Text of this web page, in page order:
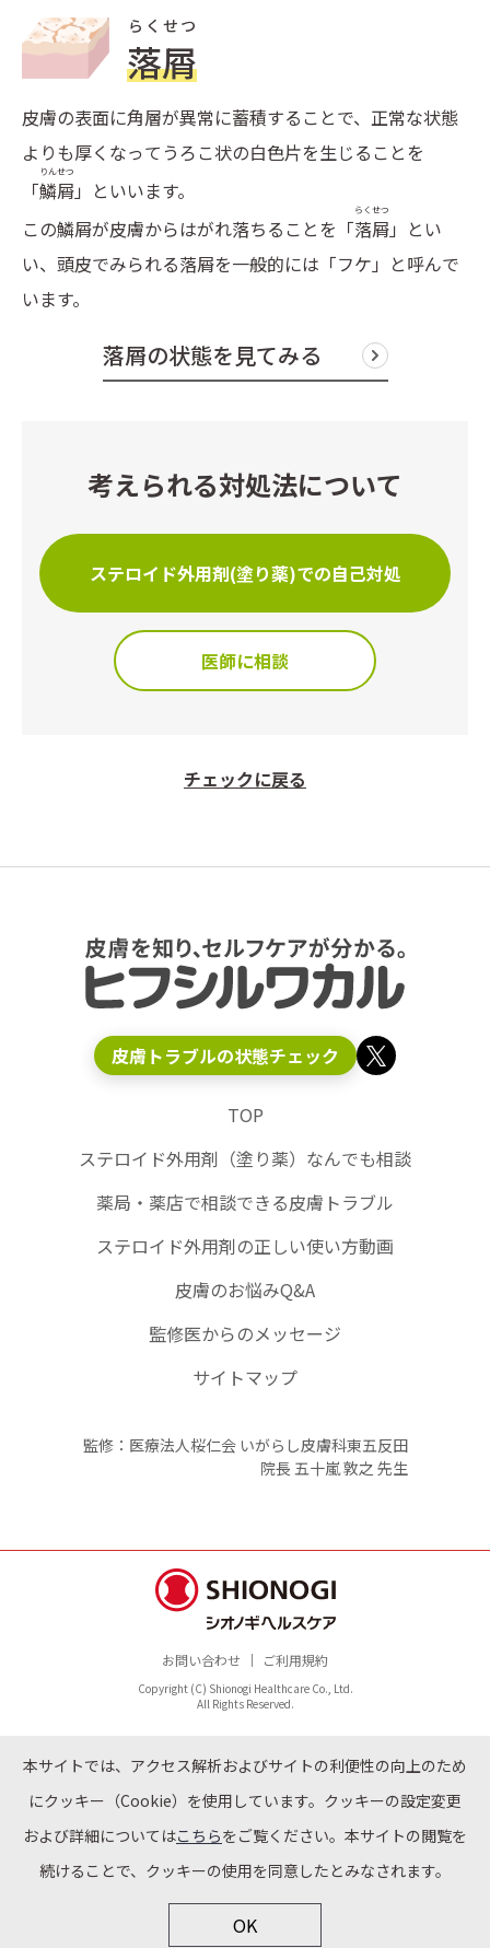
落屑
らくせつ
皮膚の表面に角層が異常に蓄積することで、正常な状態
よりも厚くなってうろこ状の白色片を生じることを
「鱗屑
りんせつ
」といいます。
この鱗屑が皮膚からはがれ落ちることを「落屑
らくせつ
」とい
い、頭皮でみられる落屑を一般的には「フケ」と呼んで
います。
落屑の状態を見てみる
考えられる対処法について
ステロイド外用剤(塗り薬)での自己対処
医師に相談
チェックに戻る
皮膚トラブルの状態チェック
TOP
ステロイド外用剤（塗り薬）なんでも相談
薬局・薬店で相談できる皮膚トラブル
ステロイド外用剤の正しい使い方動画
皮膚のお悩みQ&A
監修医からのメッセージ
サイトマップ
監修：医療法人桜仁会 いがらし皮膚科東五反田
院長 五十嵐 敦之 先生
お問い合わせ ご利用規約
Copyright (C) Shionogi Healthcare Co., Ltd.
All Rights Reserved.
本サイトでは、アクセス解析およびサイトの利便性の向上のため
にクッキー（Cookie）を使用しています。クッキーの設定変更
および詳細についてはこちらをご覧ください。本サイトの閲覧を
続けることで、クッキーの使用を同意したとみなされます。
OK